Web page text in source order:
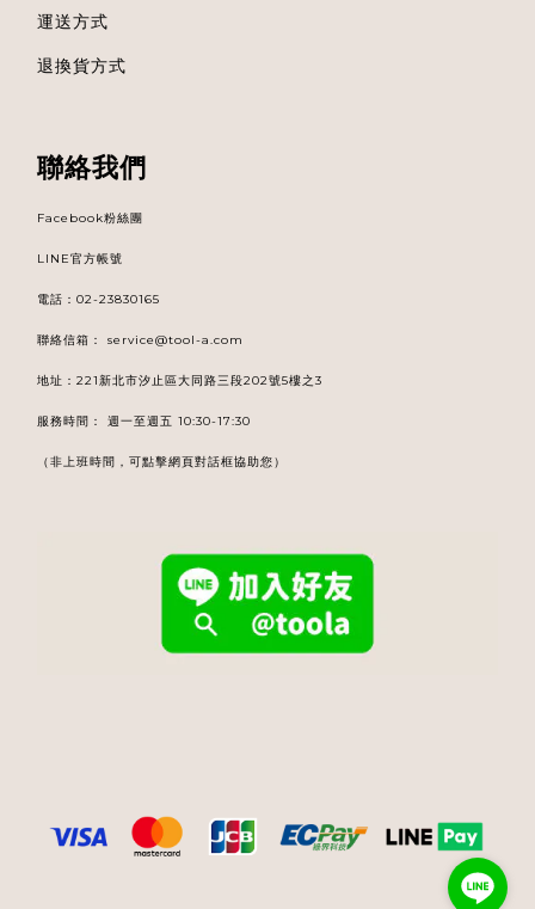
運送方式
退換貨方式
聯絡我們
Facebook粉絲團
LINE官方帳號
電話 ： 02-23830165
聯絡信箱： service@tool-a.com
地址：221新北市汐止區大同路三段202號5樓之3
服務時間： 週一至週五 10:30-17:30
（非上班時間，可點擊網頁對話框協助您）